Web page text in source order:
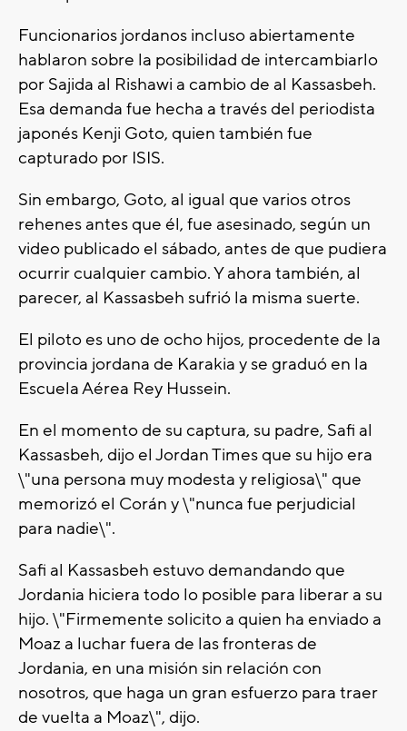
Funcionarios jordanos incluso abiertamente
hablaron sobre la posibilidad de intercambiarlo
por Sajida al Rishawi a cambio de al Kassasbeh.
Esa demanda fue hecha a través del periodista
japonés Kenji Goto, quien también fue
capturado por ISIS.
Sin embargo, Goto, al igual que varios otros
rehenes antes que él, fue asesinado, según un
video publicado el sábado, antes de que pudiera
ocurrir cualquier cambio. Y ahora también, al
parecer, al Kassasbeh sufrió la misma suerte.
El piloto es uno de ocho hijos, procedente de la
provincia jordana de Karakia y se graduó en la
Escuela Aérea Rey Hussein.
En el momento de su captura, su padre, Safi al
Kassasbeh, dijo el Jordan Times que su hijo era
\"una persona muy modesta y religiosa\" que
memorizó el Corán y \"nunca fue perjudicial
para nadie\".
Safi al Kassasbeh estuvo demandando que
Jordania hiciera todo lo posible para liberar a su
hijo. \"Firmemente solicito a quien ha enviado a
Moaz a luchar fuera de las fronteras de
Jordania, en una misión sin relación con
nosotros, que haga un gran esfuerzo para traer
de vuelta a Moaz\", dijo.